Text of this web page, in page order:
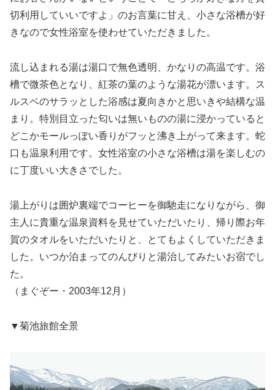
切利用していいですよ」のお言葉に甘え、小さな浴槽が好
きなので女性浴室を使わせていただきました。
流し込まれる湯は湯口で無色透明、かなりの高温です。浴
槽で微茶色となり、紅茶の葉のような湯花が漂います。ス
ルスベのサラッとした浴感は夏向きかと思いきや結構な温
まり。特別目立った匂いは無いものの湯に浸かっていると
どこかモールっぽい香りがフッと沸き上がって来ます。蛇
口も温泉利用です。女性浴室の小さな浴槽は湯を楽しむの
に丁度いい大きさでした。
湯上がりは囲炉裏端でコーヒーを御馳走になりながら、御
主人に貴重な温泉資料を見せていただいたり、帰り際お年
賀のタオルをいただいたりと、とてもよくしていただきま
した。いつか泊まってのんびりと湯治してみたいお宿でし
た。
（まぐぞー・2003年12月）
▼菊池旅館全景